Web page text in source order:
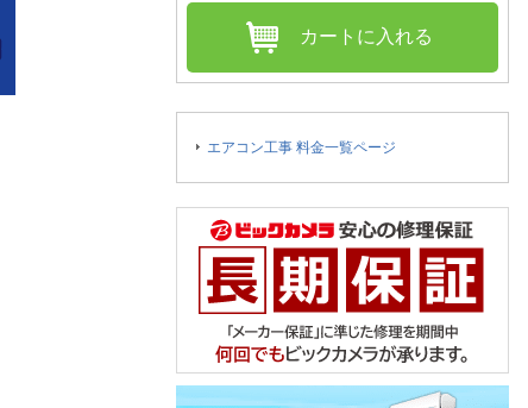
報
カートに入れる
エアコン工事 料金一覧ページ